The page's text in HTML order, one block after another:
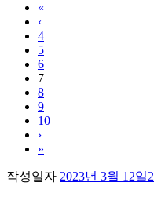
«
‹
4
5
6
7
8
9
10
›
»
작성일자 2023년 3월 12일